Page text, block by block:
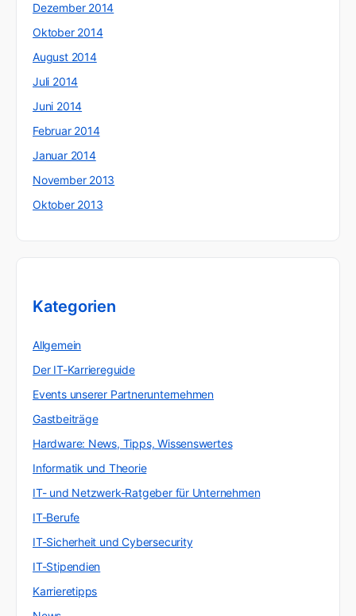
Dezember 2014
Oktober 2014
August 2014
Juli 2014
Juni 2014
Februar 2014
Januar 2014
November 2013
Oktober 2013
Kategorien
Allgemein
Der IT-Karriereguide
Events unserer Partnerunternehmen
Gastbeiträge
Hardware: News, Tipps, Wissenswertes
Informatik und Theorie
IT- und Netzwerk-Ratgeber für Unternehmen
IT-Berufe
IT-Sicherheit und Cybersecurity
IT-Stipendien
Karrieretipps